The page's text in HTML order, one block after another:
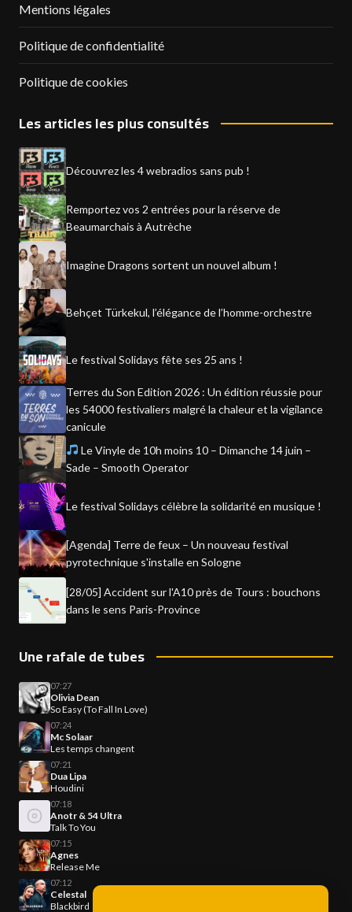
Mentions légales
Politique de confidentialité
Politique de cookies
Les articles les plus consultés
Découvrez les 4 webradios sans pub !
Remportez vos 2 entrées pour la réserve de
Beaumarchais à Autrèche
Imagine Dragons sortent un nouvel album !
Behçet Türkekul, l’élégance de l’homme-orchestre
Le festival Solidays fête ses 25 ans !
Terres du Son Edition 2026 : Un édition réussie pour
les 54000 festivaliers malgré la chaleur et la vigilance
canicule
Le Vinyle de 10h moins 10 – Dimanche 14 juin –
Sade – Smooth Operator
Le festival Solidays célèbre la solidarité en musique !
[Agenda] Terre de feux – Un nouveau festival
pyrotechnique s'installe en Sologne
[28/05] Accident sur l'A10 près de Tours : bouchons
dans le sens Paris-Province
Une rafale de tubes
07:27
Olivia Dean
So Easy (To Fall In Love)
07:24
Mc Solaar
Les temps changent
07:21
Dua Lipa
Houdini
07:18
Anotr & 54 Ultra
Talk To You
07:15
Agnes
Release Me
07:12
Celestal
Blackbird